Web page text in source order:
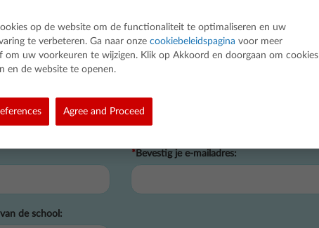
*Achternaam:
* Bevestig je e-mailadres:
de school:
op de website om de functionaliteit te optimaliseren en uw
te verbeteren. Ga naar onze cookiebeleidspagina voor meer
om uw voorkeuren te wijzigen. Klik op Akkoord en doorgaan om cookies
en de website te openen.
Agree and Proceed